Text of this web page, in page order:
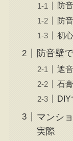
防
防
初
防音壁
遮
石
DIY
マンシ
実際